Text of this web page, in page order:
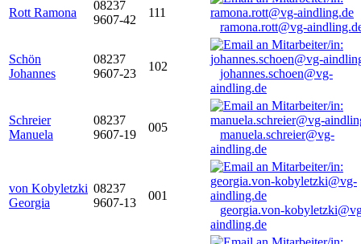
Rott Ramona
08237
9607-42
111
ramona.rott@vg-
Schön
Johannes
08237
9607-23
102
johannes.schoen@vg-
aindling.de
Schreier
Manuela
08237
9607-19
005
manuela.schreier@vg-
aindling.de
von Kobyletzki
Georgia
08237
9607-13
001
georgia.von-
aindling.de